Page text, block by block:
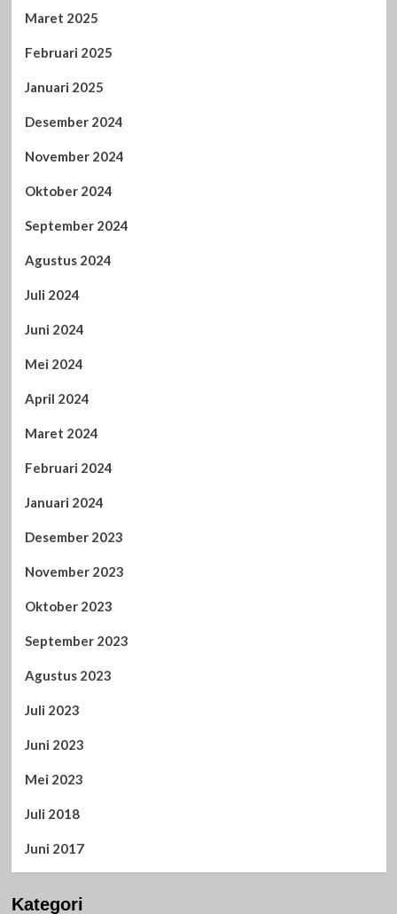
Maret 2025
Februari 2025
Januari 2025
Desember 2024
November 2024
Oktober 2024
September 2024
Agustus 2024
Juli 2024
Juni 2024
Mei 2024
April 2024
Maret 2024
Februari 2024
Januari 2024
Desember 2023
November 2023
Oktober 2023
September 2023
Agustus 2023
Juli 2023
Juni 2023
Mei 2023
Juli 2018
Juni 2017
Kategori